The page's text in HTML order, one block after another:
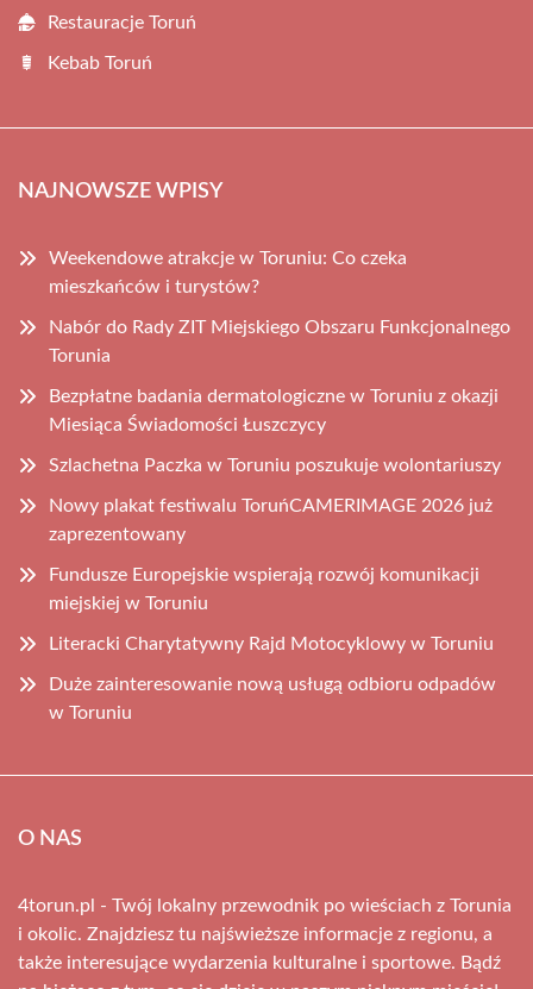
Restauracje Toruń
Kebab Toruń
NAJNOWSZE WPISY
Weekendowe atrakcje w Toruniu: Co czeka
mieszkańców i turystów?
Nabór do Rady ZIT Miejskiego Obszaru Funkcjonalnego
Torunia
Bezpłatne badania dermatologiczne w Toruniu z okazji
Miesiąca Świadomości Łuszczycy
Szlachetna Paczka w Toruniu poszukuje wolontariuszy
Nowy plakat festiwalu ToruńCAMERIMAGE 2026 już
zaprezentowany
Fundusze Europejskie wspierają rozwój komunikacji
miejskiej w Toruniu
Literacki Charytatywny Rajd Motocyklowy w Toruniu
Duże zainteresowanie nową usługą odbioru odpadów
w Toruniu
O NAS
4torun.pl - Twój lokalny przewodnik po wieściach z Torunia
i okolic. Znajdziesz tu najświeższe informacje z regionu, a
także interesujące wydarzenia kulturalne i sportowe. Bądź